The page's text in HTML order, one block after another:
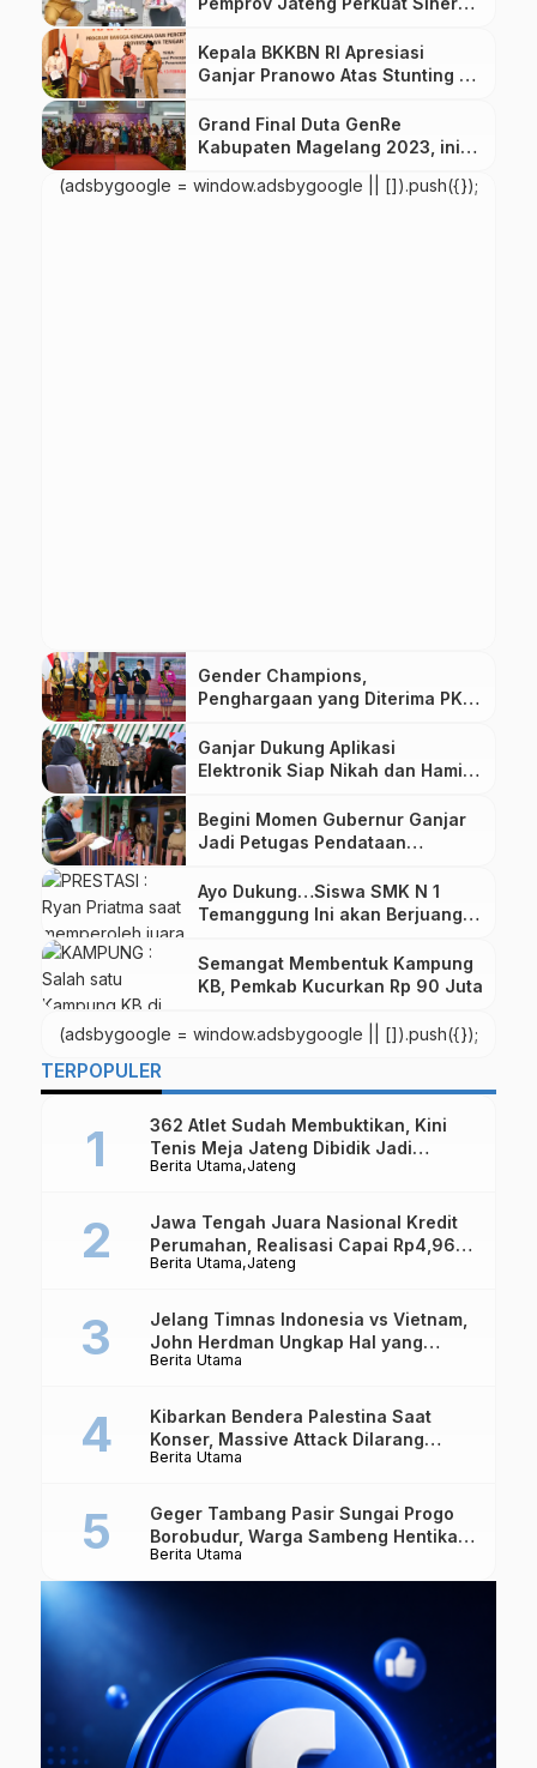
Kepala BKKBN RI Apresiasi
Ganjar Pranowo Atas Stunting di
Grand Final Duta GenRe
Kabupaten Magelang 2023, ini
Daftar Pemenangnya
(adsbygoogle = window.adsbygoogle || []).push({});
Gender Champions,
Penghargaan yang Diterima PKK
Ganjar Dukung Aplikasi
Elektronik Siap Nikah dan Hamil
Begini Momen Gubernur Ganjar
Jadi Petugas Pendataan
Ayo Dukung…Siswa SMK N 1
Temanggung Ini akan Berjuang di
Semangat Membentuk Kampung
KB, Pemkab Kucurkan Rp 90 Juta
(adsbygoogle = window.adsbygoogle || []).push({});
TERPOPULER
Berita Utama Jateng
362 Atlet Sudah Membuktikan, Kini
Tenis Meja Jateng Dibidik Jadi
Kekuatan Nasional
Berita Utama Jateng
Jawa Tengah Juara Nasional Kredit
Perumahan, Realisasi Capai Rp4,96
Triliun
Berita Utama
Jelang Timnas Indonesia vs Vietnam,
John Herdman Ungkap Hal yang
Dipertaruhkan
Berita Utama
Kibarkan Bendera Palestina Saat
Konser, Massive Attack Dilarang
Masuk Singapura Lagi
Berita Utama
Geger Tambang Pasir Sungai Progo
Borobudur, Warga Sambeng Hentikan
Alat Berat dan Usir Truk